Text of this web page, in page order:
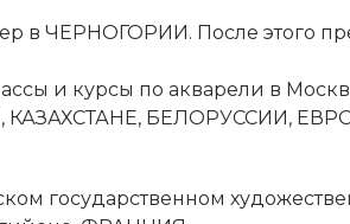
в ЧЕРНОГОРИИ. После этого
и курсы по акварели в
КАЗАХСТАНЕ, БЕЛОРУССИИ,
государственном